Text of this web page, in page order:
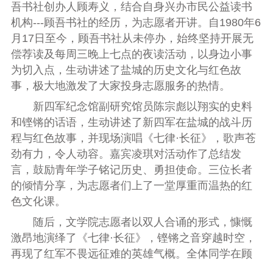
吾书社创办人顾寿义，结合自身兴办市民公益读书
机构---顾吾书社的经历，为志愿者开讲。自1980年6
月17日至今，顾吾书社从未停办，始终坚持开展无
偿荐读及每周三晚上七点的夜读活动，以身边小事
为切入点，生动讲述了盐城的历史文化与红色故
事，极大地激发了大家投身志愿服务的热情。
新四军纪念馆副研究馆员陈宗彪以翔实的史料
和铿锵的话语，生动讲述了新四军在盐城的战斗历
程与红色故事，并现场演唱《七律·长征》，歌声苍
劲有力，令人动容。嘉宾凌琪对活动作了总结发
言，鼓励青年学子铭记历史、勇担使命。三位长者
的倾情分享，为志愿者们上了一堂厚重而温热的红
色文化课。
随后，文学院志愿者以双人合诵的形式，慷慨
激昂地演绎了《七律·长征》，铿锵之音穿越时空，
再现了红军不畏远征难的英雄气概。全体同学在顾